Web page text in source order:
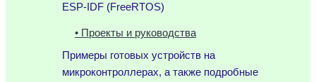
ESP-IDF (FreeRTOS)
• Проекты и руководства
Примеры готовых устройств на
микроконтроллерах, а также подробные